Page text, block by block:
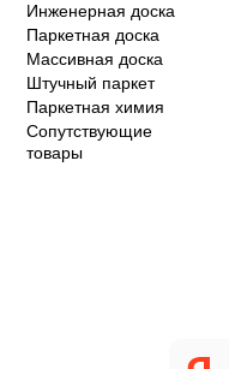
Инженерная доска
Паркетная доска
Массивная доска
Штучный паркет
Паркетная химия
Сопутствующие
товары